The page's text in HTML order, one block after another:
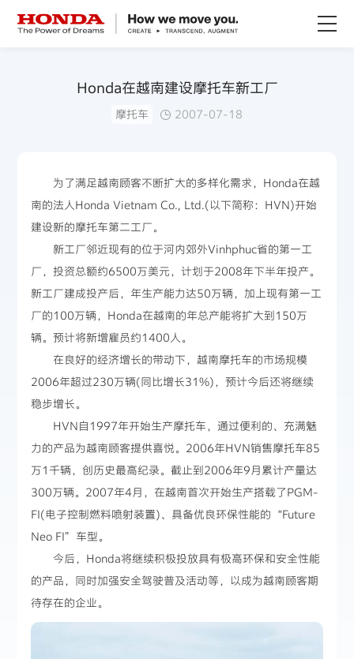
赛事运动
新闻资讯
Honda在越南建设摩托车新工厂
摩托车 2007-07-18
为了满足越南顾客不断扩大的多样化需求，Honda在越
南的法人Honda Vietnam Co., Ltd.(以下简称：HVN)开始
建设新的摩托车第二工厂。
新工厂邻近现有的位于河内郊外Vinhphuc省的第一工
厂，投资总额约6500万美元，计划于2008年下半年投产。
新工厂建成投产后，年生产能力达50万辆，加上现有第一工
厂的100万辆，Honda在越南的年总产能将扩大到150万
辆。预计将新增雇员约1400人。
在良好的经济增长的带动下，越南摩托车的市场规模
2006年超过230万辆(同比增长31%)，预计今后还将继续
稳步增长。
HVN自1997年开始生产摩托车，通过便利的、充满魅
力的产品为越南顾客提供喜悦。2006年HVN销售摩托车85
万1千辆，创历史最高纪录。截止到2006年9月累计产量达
300万辆。2007年4月，在越南首次开始生产搭载了PGM-
FI(电子控制燃料喷射装置)、具备优良环保性能的“Future
Neo FI”车型。
今后，Honda将继续积极投放具有极高环保和安全性能
的产品，同时加强安全驾驶普及活动等，以成为越南顾客期
待存在的企业。